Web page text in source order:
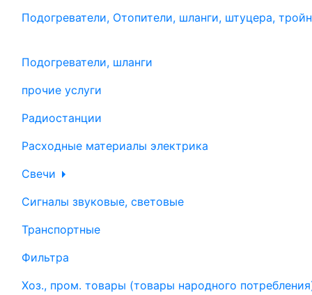
Подогреватели, Отопители, шланги, штуцера,
Подогреватели, шланги
прочие услуги
Радиостанции
Расходные материалы электрика
Свечи
Сигналы звуковые, световые
Транспортные
Фильтра
Хоз., пром. товары (товары народного